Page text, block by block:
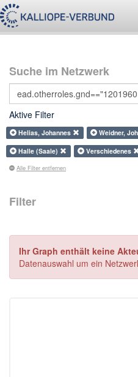
Suche im Netzwerk
Aktive Filter
Helias, Johannes
Weidner,
Halle (Saale)
Verschiedenes
Alle Filter entfernen
Filter
Ihr Graph enthält keine
Datenauswahl um ein